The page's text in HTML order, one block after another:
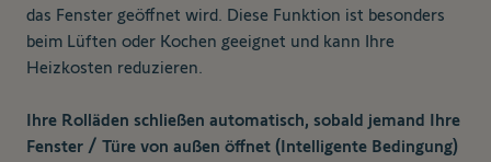
das Fenster geöffnet wird. Diese Funktion ist besonders
beim Lüften oder Kochen geeignet und kann Ihre
Heizkosten reduzieren.
Ihre Rolläden schließen automatisch, sobald jemand Ihre
Fenster / Türe von außen öffnet (Intelligente Bedingung)